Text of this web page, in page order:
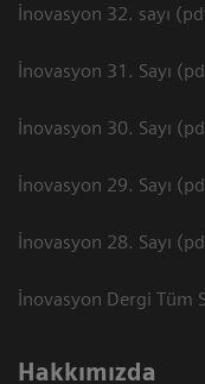
İnovasyon 32. sayı
İnovasyon 31. Sayı
İnovasyon 30. Sayı
İnovasyon 29. Sayı
İnovasyon 28. Sayı
İnovasyon Dergi Tüm
Hakkımızda